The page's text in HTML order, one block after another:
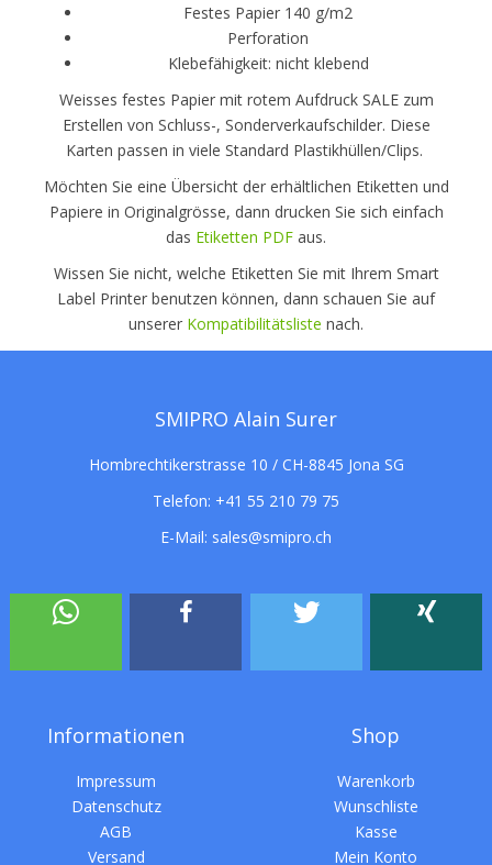
Festes Papier 140 g/m2
Perforation
Klebefähigkeit: nicht klebend
Weisses festes Papier mit rotem Aufdruck SALE zum
Erstellen von Schluss-, Sonderverkaufschilder. Diese
Karten passen in viele Standard Plastikhüllen/Clips.
Möchten Sie eine Übersicht der erhältlichen Etiketten und
Papiere in Originalgrösse, dann drucken Sie sich einfach
das Etiketten PDF aus.
Wissen Sie nicht, welche Etiketten Sie mit Ihrem Smart
Label Printer benutzen können, dann schauen Sie auf
unserer Kompatibilitätsliste nach.
SMIPRO Alain Surer
Hombrechtikerstrasse 10 / CH-8845 Jona SG
Telefon: +41 55 210 79 75
E-Mail: sales@smipro.ch
Informationen
Impressum
Datenschutz
AGB
Versand
Shop
Warenkorb
Wunschliste
Kasse
Mein Konto